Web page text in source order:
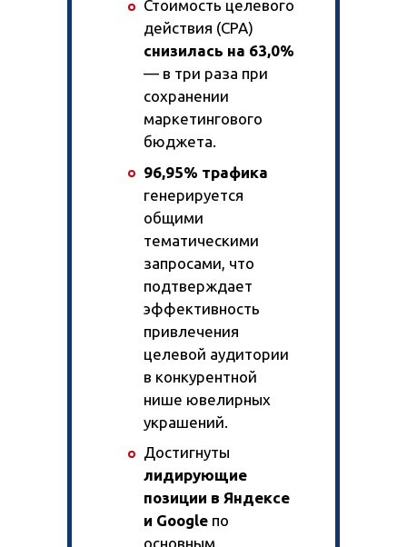
Стоимость целевого
действия (CPA)
снизилась на 63,0%
— в три раза при
сохранении
маркетингового
бюджета.
96,95% трафика
генерируется
общими
тематическими
запросами, что
подтверждает
эффективность
привлечения
целевой аудитории
в конкурентной
нише ювелирных
украшений.
Достигнуты
лидирующие
позиции в Яндексе
и Google по
основным